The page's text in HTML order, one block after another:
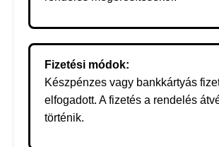
Fizetési módok:
Készpénzes vagy bankkártyás
elfogadott. A fizetés a rendelés
történik.